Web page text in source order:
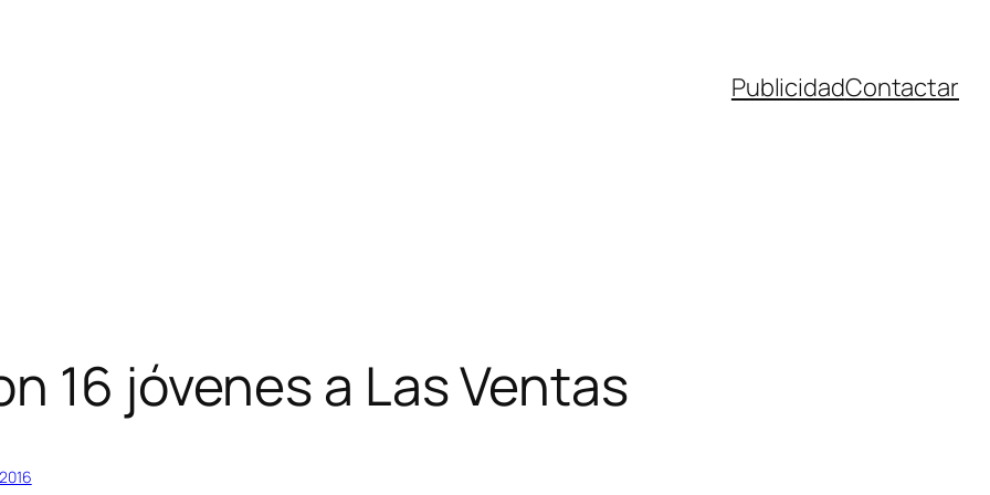
PublicidadContactar
16 jóvenes a Las Ventas